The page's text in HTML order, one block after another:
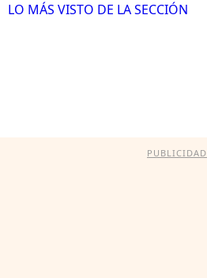
LO MÁS VISTO DE LA SECCIÓN
PUBLICIDAD